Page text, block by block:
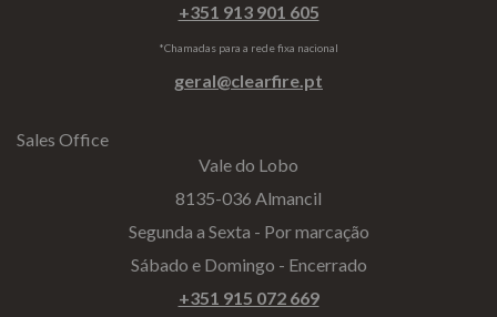
+351 913 901 605
*Chamadas para a rede fixa nacional
geral@clearfire.pt
Sales Office
Vale do Lobo
8135-036 Almancil
Segunda a Sexta - Por marcação
Sábado e Domingo - Encerrado
+351 915 072 669